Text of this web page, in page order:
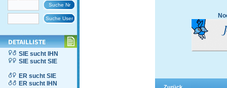
SIE sucht IHN
SIE sucht SIE
ER sucht SIE
ER sucht IHN